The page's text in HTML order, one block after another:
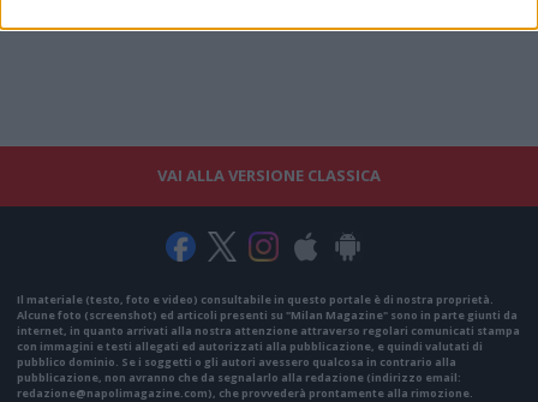
VAI ALLA VERSIONE CLASSICA
Il materiale (testo, foto e video) consultabile in questo portale è di nostra proprietà.
Alcune foto (screenshot) ed articoli presenti su "Milan Magazine" sono in parte giunti da
internet, in quanto arrivati alla nostra attenzione attraverso regolari comunicati stampa
con immagini e testi allegati ed autorizzati alla pubblicazione, e quindi valutati di
pubblico dominio. Se i soggetti o gli autori avessero qualcosa in contrario alla
pubblicazione, non avranno che da segnalarlo alla redazione (indirizzo email:
redazione@napolimagazine.com), che provvederà prontamente alla rimozione.